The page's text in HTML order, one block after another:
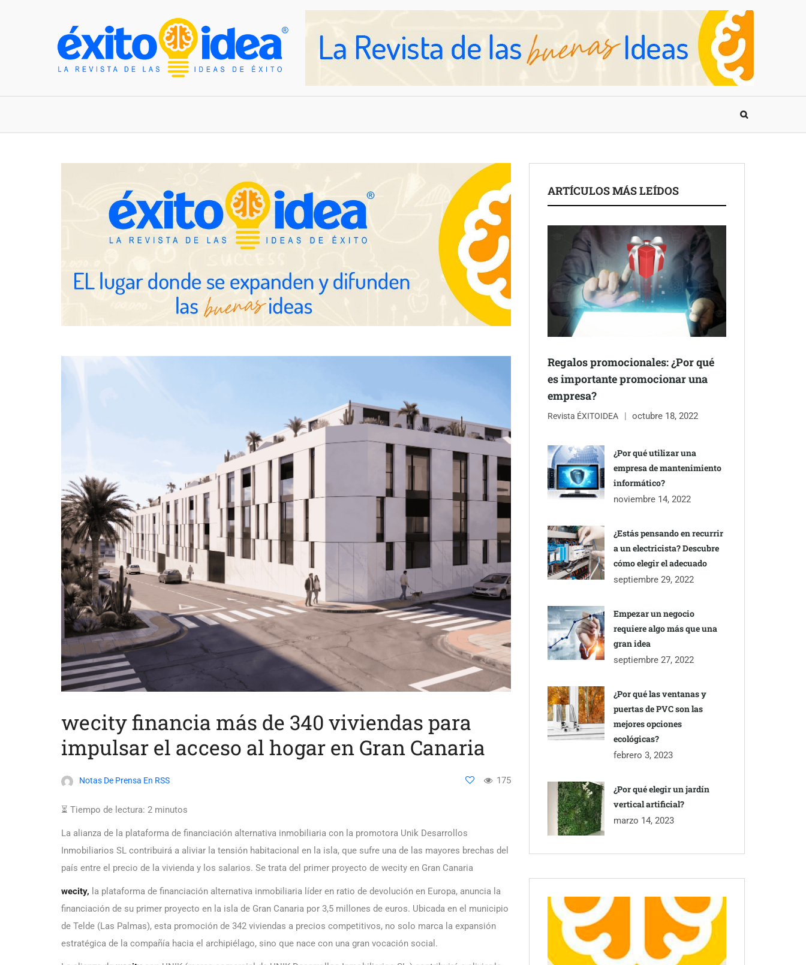
wecity financia más de 340 viviendas para
impulsar el acceso al hogar en Gran Canaria
Notas De Prensa En RSS 175
⏳ Tiempo de lectura: 2 minutos
La alianza de la plataforma de financiación alternativa inmobiliaria con la promotora Unik Desarrollos
Inmobiliarios SL contribuirá a aliviar la tensión habitacional en la isla, que sufre una de las mayores brechas del
país entre el precio de la vivienda y los salarios. Se trata del primer proyecto de wecity en Gran Canaria
wecity, la plataforma de financiación alternativa inmobiliaria líder en ratio de devolución en Europa, anuncia la
financiación de su primer proyecto en la isla de Gran Canaria por 3,5 millones de euros. Ubicada en el municipio
de Telde (Las Palmas), esta promoción de 342 viviendas a precios competitivos, no solo marca la expansión
estratégica de la compañía hacia el archipiélago, sino que nace con una gran vocación social.
ARTÍCULOS MÁS LEÍDOS
Regalos promocionales: ¿Por qué
es importante promocionar una
empresa?
Revista ÉXITOIDEA octubre 18, 2022
¿Por qué utilizar una
empresa de mantenimiento
informático?
noviembre 14, 2022
¿Estás pensando en recurrir
a un electricista? Descubre
cómo elegir el adecuado
septiembre 29, 2022
Empezar un negocio
requiere algo más que una
gran idea
septiembre 27, 2022
¿Por qué las ventanas y
puertas de PVC son las
mejores opciones
ecológicas?
febrero 3, 2023
¿Por qué elegir un jardín
vertical artificial?
marzo 14, 2023